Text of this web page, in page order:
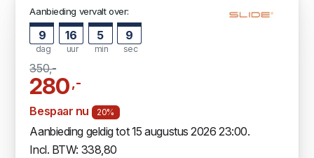
Aanbieding vervalt over:
9
dag
16
uur
5
min
8
sec
350,-
280,-
Bespaar nu 20%
Aanbieding geldig tot 15 augustus 2026 23:00.
Incl. BTW: 338,80